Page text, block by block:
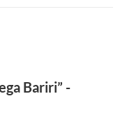
Bariri” -